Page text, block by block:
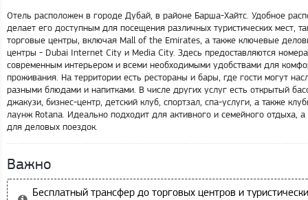
Отель расположен в городе Дубай, в районе Барша-Хайтс. Удобное
делает его доступным для посещения различных туристических мест,
торговые центры, включая Mall of the Emirates, а также ключевые
центры - Dubai Internet City и Media City. Здесь предоставляются
современным интерьером и всеми необходимыми удобствами для
проживания. На территории есть рестораны и бары, где гости могут
разными блюдами и напитками. В числе других услуг есть открытый
джакузи, бизнес-центр, детский клуб, спортзал, спа-услуги, а также
лаунж Rotana. Идеально подходит для активного и семейного отдыха, а
для деловых поездок.
Важно
Бесплатный трансфер до торговых центров и